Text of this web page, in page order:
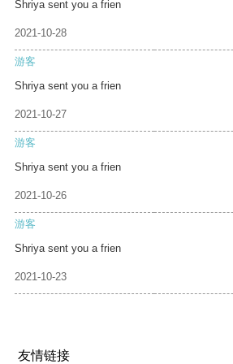
Shriya sent you a frien
2021-10-28
游客
Shriya sent you a frien
2021-10-27
游客
Shriya sent you a frien
2021-10-26
游客
Shriya sent you a frien
2021-10-23
友情链接